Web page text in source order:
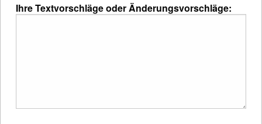
Ihre Textvorschläge oder Änderungsvorschläge: